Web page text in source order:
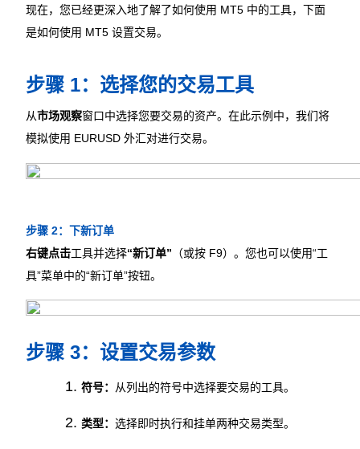
现在，您已经更深入地了解了如何使用 MT5 中的工具，下面
是如何使用 MT5 设置交易。
步骤 1：选择您的交易工具
从市场观察窗口中选择您要交易的资产。在此示例中，我们将
模拟使用 EURUSD 外汇对进行交易。
步骤 2：下新订单
右键点击工具并选择“新订单” （或按 F9）。您也可以使用“工
具”菜单中的“新订单”按钮。
步骤 3：设置交易参数
符号： 从列出的符号中选择要交易的工具。
类型： 选择即时执行和挂单两种交易类型。